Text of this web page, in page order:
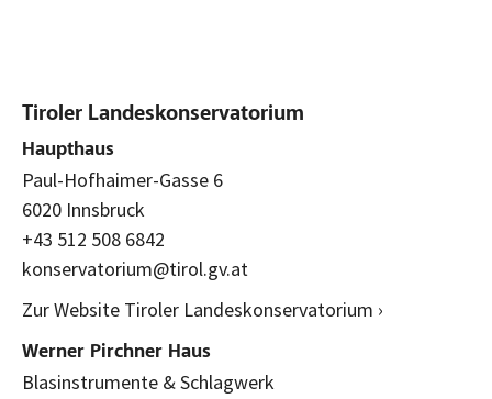
Tiroler Landeskonservatorium
Haupthaus
Paul-Hofhaimer-Gasse 6
6020 Innsbruck
+43 512 508 6842
konservatorium@tirol.gv.at
Zur Website Tiroler Landeskonservatorium ›
Werner Pirchner Haus
Blasinstrumente & Schlagwerk